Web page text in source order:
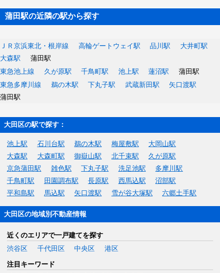
蒲田駅の近隣の駅から探す
ＪＲ京浜東北・根岸線 高輪ゲートウェイ駅 品川駅
大井町駅
大森駅
蒲田駅
東急池上線
久が原駅 千鳥町駅 池上駅 蓮沼駅
蒲田駅
東急多摩川線
鵜の木駅 下丸子駅 武蔵新田駅
矢口渡駅
蒲田駅
大田区の駅で探す：
池上駅 石川台駅 鵜の木駅 梅屋敷駅
大岡山駅
大森駅
大森町駅 御嶽山駅 北千束駅
久が原駅
京急蒲田駅
雑色駅 下丸子駅 洗足池駅
多摩川駅
千鳥町駅
田園調布駅 長原駅 西馬込駅
沼部駅
平和島駅
馬込駅 矢口渡駅 雪が谷大塚駅 六郷土手駅
大田区の地域別不動産情報
近くのエリアで一戸建てを探す
渋谷区
千代田区 中央区 港区
注目キーワード